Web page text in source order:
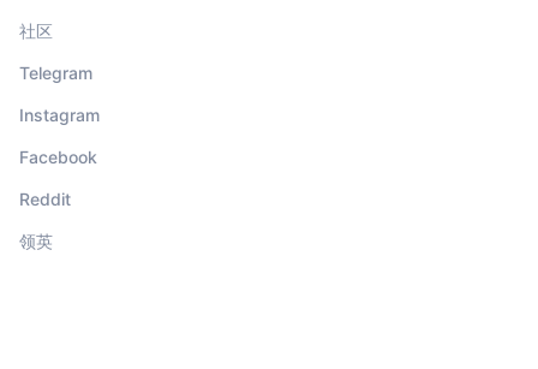
社区
Telegram
Instagram
Facebook
Reddit
领英